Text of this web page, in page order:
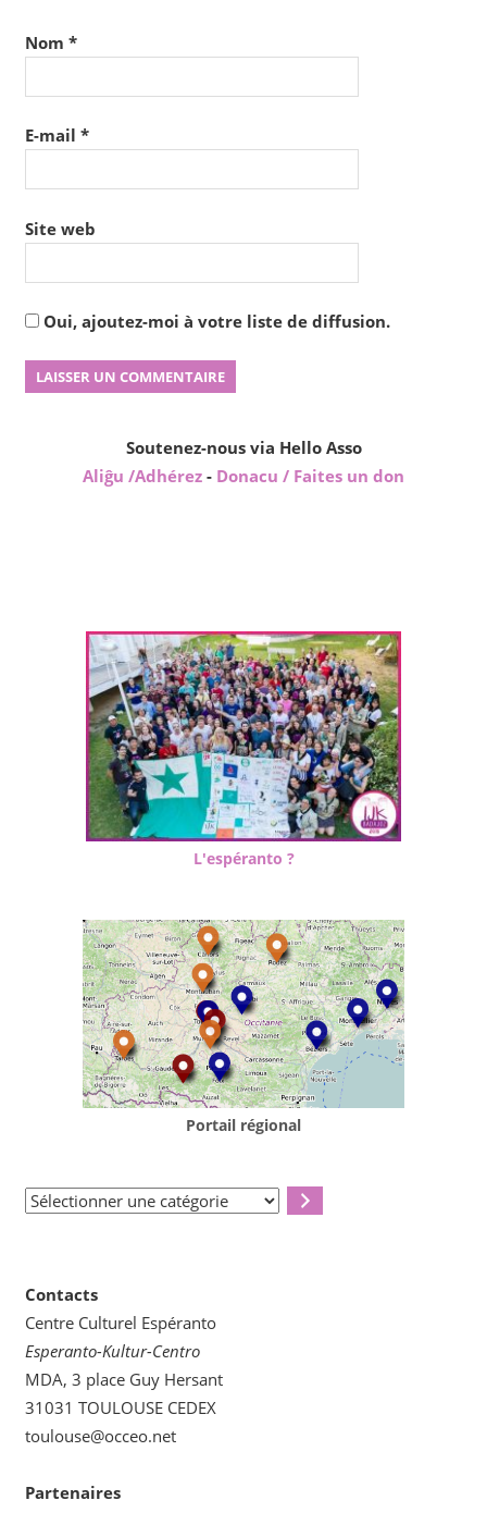
Nom *
E-mail *
Site web
Oui, ajoutez-moi à votre liste de diffusion.
Soutenez-nous via Hello Asso
Aliĝu /Adhérez - Donacu / Faites un don
L'espéranto ?
Portail régional
Sélectionner
Contacts
Centre Culturel Espéranto
Esperanto-Kultur-Centro
MDA, 3 place Guy Hersant
31031 TOULOUSE CEDEX
toulouse@occeo.net
Partenaires